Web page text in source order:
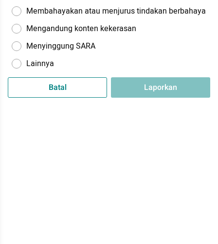
Membahayakan atau menjurus tindakan berbahaya
Mengandung konten kekerasan
Menyinggung SARA
Lainnya
Batal Laporkan